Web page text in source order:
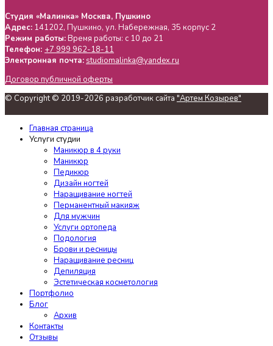
Студия «Малинка» Москва, Пушкино
Адрес: 141202, Пушкино, ул. Набережная, 35 корпус 2
Режим работы:Время работы: с 10 до 21
Телефон: +7 999 962-18-11
Электронная почта: studiomalinka@yandex.ru
Договор публичной оферты
© Copyright © 2019-2026 разработчик сайта "Артем Козырев"
Главная страница
Услуги студии
Маникюр в 4 руки
Маникюр
Педикюр
Дизайн ногтей
Наращивание ногтей
Перманентный макияж
Для мужчин
Услуги ортопеда
Подология
Брови и ресницы
Наращивание ресниц
Депиляция
Эстетическая косметология
Портфолио
Блог
Архив
Контакты
Отзывы